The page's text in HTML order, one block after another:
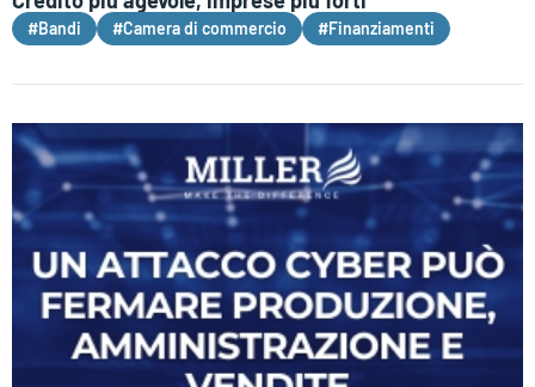
#Bandi #Camera di commercio #Finanziamenti